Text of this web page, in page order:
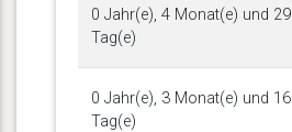
0 Jahr(e), 4 Monat(e) und 29
Tag(e)
0 Jahr(e), 3 Monat(e) und 16
Tag(e)